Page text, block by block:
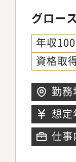
グロー
年収
資格取
勤務
想定
仕事